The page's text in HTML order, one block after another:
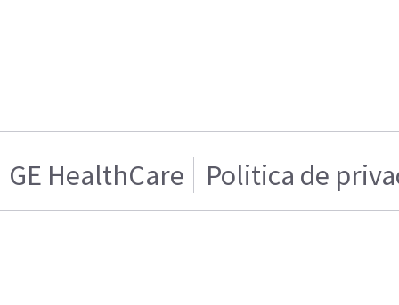
GE HealthCare Politica de